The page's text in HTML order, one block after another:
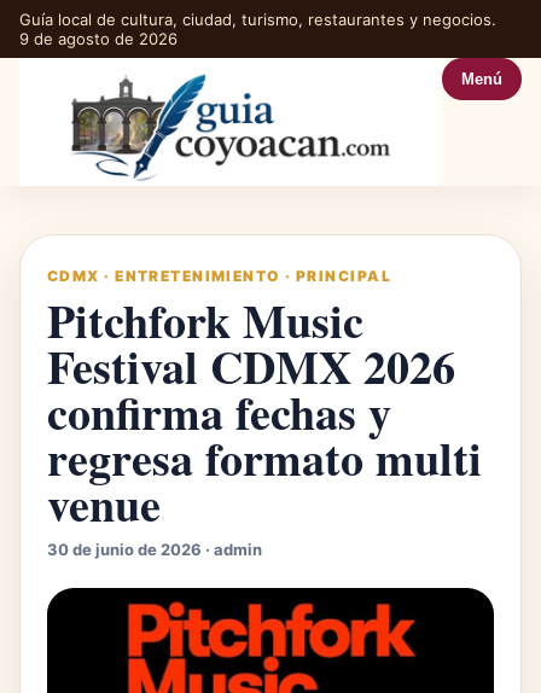
Guía local de cultura, ciudad, turismo, restaurantes y negocios.
9 de agosto de 2026
Menú
CDMX ·ENTRETENIMIENTO ·PRINCIPAL
Pitchfork Music
Festival CDMX 2026
confirma fechas y
regresa formato multi
venue
30 de junio de 2026 · admin